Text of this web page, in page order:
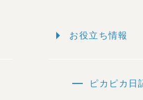
arrow_right お役立ち情報
remove ピカピカ日